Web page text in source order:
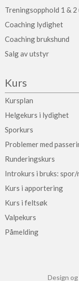
Treningsopphold 1 & 2
Coaching lydighet
Coaching brukshund
Salg av utstyr
Kurs
Kursplan
Helgekurs i lydighet
Sporkurs
Problemer med
Runderingskurs
Introkurs i bruks:
Kurs i apportering
Kurs i feltsøk
Valpekurs
Påmelding
Design